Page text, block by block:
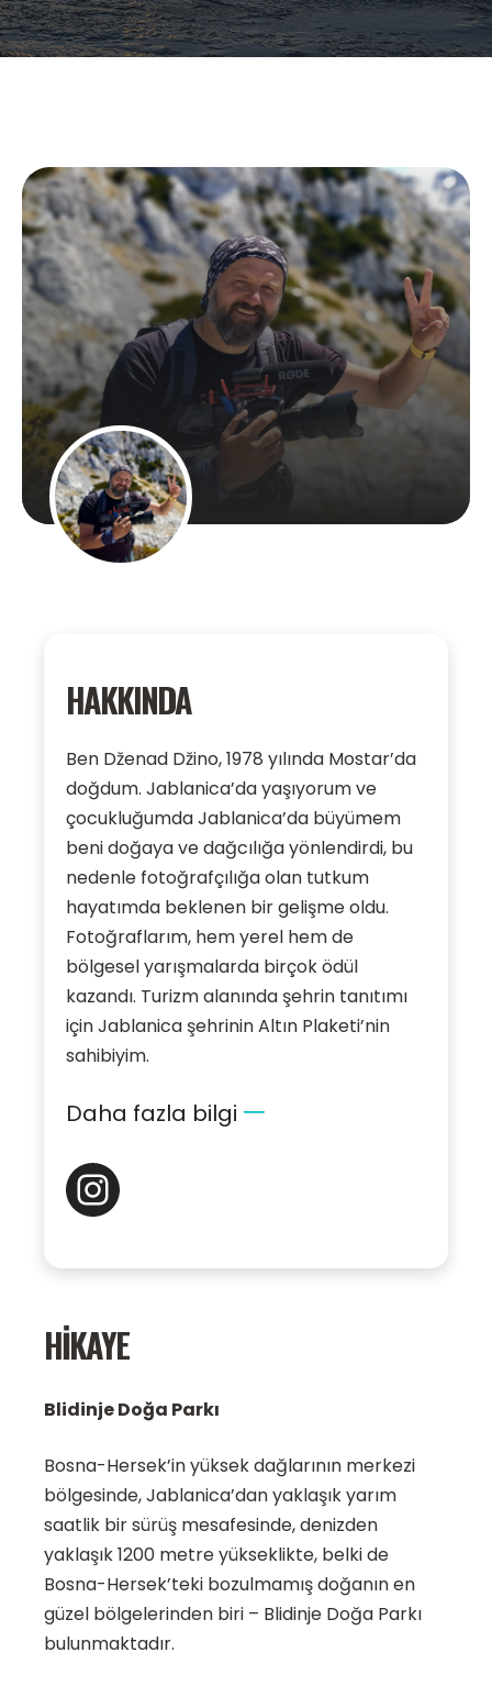
HAKKINDA
Ben Dženad Džino, 1978 yılında Mostar’da
doğdum. Jablanica’da yaşıyorum ve
çocukluğumda Jablanica’da büyümem
beni doğaya ve dağcılığa yönlendirdi, bu
nedenle fotoğrafçılığa olan tutkum
hayatımda beklenen bir gelişme oldu.
Fotoğraflarım, hem yerel hem de
bölgesel yarışmalarda birçok ödül
kazandı. Turizm alanında şehrin tanıtımı
için Jablanica şehrinin Altın Plaketi’nin
sahibiyim.
Daha fazla bilgi
HIKAYE
Blidinje Doğa Parkı
Bosna-Hersek’in yüksek dağlarının merkezi
bölgesinde, Jablanica’dan yaklaşık yarım
saatlik bir sürüş mesafesinde, denizden
yaklaşık 1200 metre yükseklikte, belki de
Bosna-Hersek’teki bozulmamış doğanın en
güzel bölgelerinden biri – Blidinje Doğa Parkı
bulunmaktadır.